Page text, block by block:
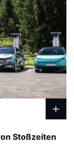
Stoßzeiten